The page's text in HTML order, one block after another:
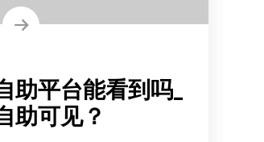
助平台能看到吗_
助可见？